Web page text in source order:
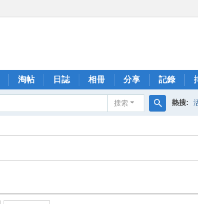
淘帖 日誌 相冊 分享 記錄
搜索
索
熱搜: